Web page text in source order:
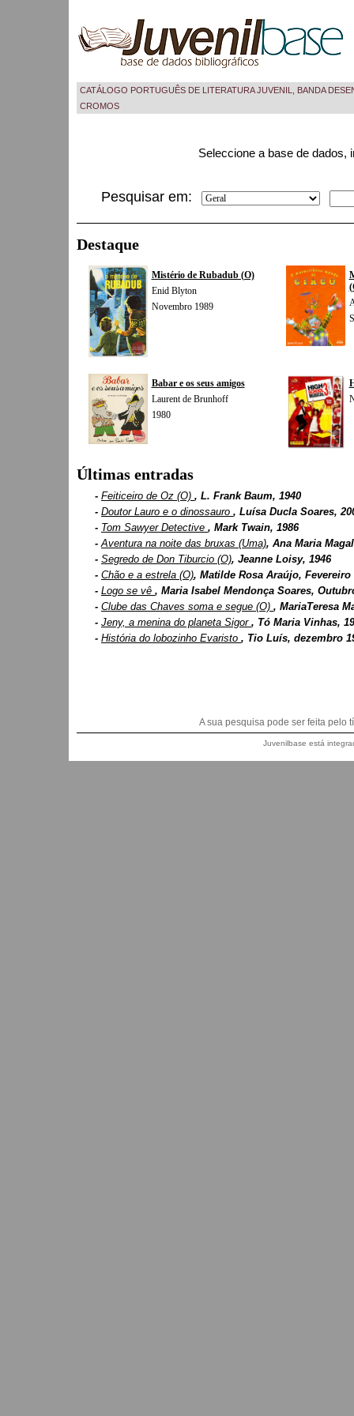
CATÁLOGO PORTUGUÊS DE LITERATURA JUVENIL, BANDA
CROMOS
Seleccione a base de dados,
Pesquisar em:
Destaque
Mistério de Rubadub (O)
Enid Blyton
Novembro 1989
Babar e os seus amigos
Laurent de Brunhoff
1980
Últimas entradas
- Feiticeiro de Oz (O) , L. Frank Baum, 1940
- Doutor Lauro e o dinossauro , Luísa Ducla Soares,
- Tom Sawyer Detective , Mark Twain, 1986
-Aventura na noite das bruxas (Uma), Ana Maria
- Segredo de Don Tiburcio (O), Jeanne Loisy, 1946
- Chão e a estrela (O), Matilde Rosa Araújo, Fevereiro
- Logo se vê , Maria Isabel Mendonça Soares,
- Clube das Chaves soma e segue (O) , MariaTeresa
- Jeny, a menina do planeta Sigor , Tó Maria Vinhas,
- História do lobozinho Evaristo , Tio Luís, dezembro
A sua pesquisa pode ser feita pelo
Juvenilbase está